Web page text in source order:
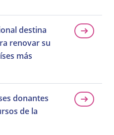
destina
renovar su
más
donantes
de la